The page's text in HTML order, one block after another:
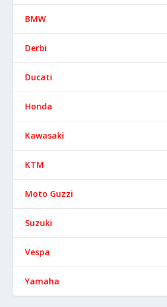
BMW
Derbi
Ducati
Honda
Kawasaki
KTM
Moto Guzzi
Suzuki
Vespa
Yamaha